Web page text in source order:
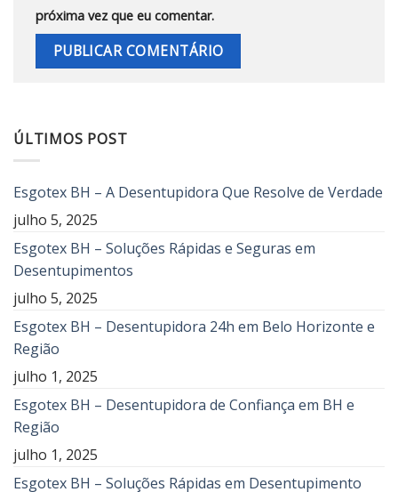
próxima vez que eu comentar.
ÚLTIMOS POST
Esgotex BH – A Desentupidora Que Resolve de Verdade
julho 5, 2025
Esgotex BH – Soluções Rápidas e Seguras em
Desentupimentos
julho 5, 2025
Esgotex BH – Desentupidora 24h em Belo Horizonte e
Região
julho 1, 2025
Esgotex BH – Desentupidora de Confiança em BH e
Região
julho 1, 2025
Esgotex BH – Soluções Rápidas em Desentupimento